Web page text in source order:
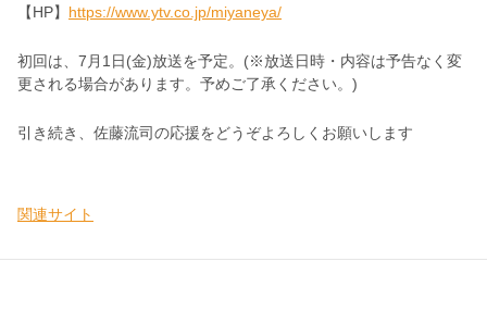
【HP】 https://www.ytv.co.jp/miyaneya/
初回は、7月1日(金)放送を予定。(※放送日時・内容は予告なく変
更される場合があります。予めご了承ください。)
引き続き、佐藤流司の応援をどうぞよろしくお願いします
関連サイト